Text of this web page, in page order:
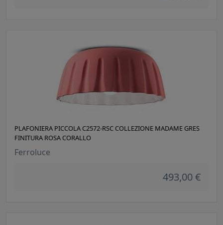
PLAFONIERA PICCOLA C2572-RSC COLLEZIONE MADAME GRES
FINITURA ROSA CORALLO
Ferroluce
493,00 €